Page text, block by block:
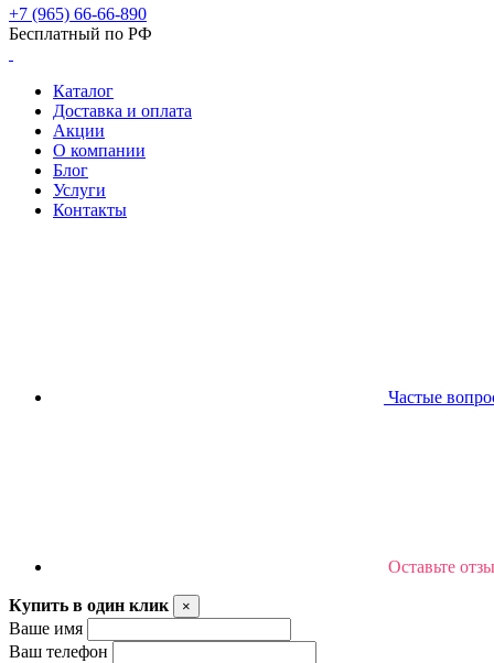
+7 (965) 66-66-890
Бесплатный по РФ
Каталог
Доставка и оплата
Акции
О компании
Блог
Услуги
Контакты
Частые
Оставьте
Купить в один клик ×
Ваше имя
Ваш телефон